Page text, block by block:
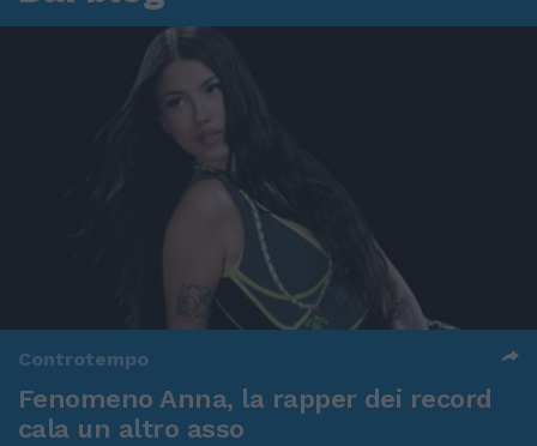
Controtempo
Fenomeno Anna, la rapper dei record
cala un altro asso